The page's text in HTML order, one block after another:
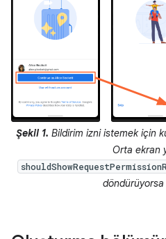
Şekil 1. Bildirim izni istemek için
Orta ekran
döndürüyorsa